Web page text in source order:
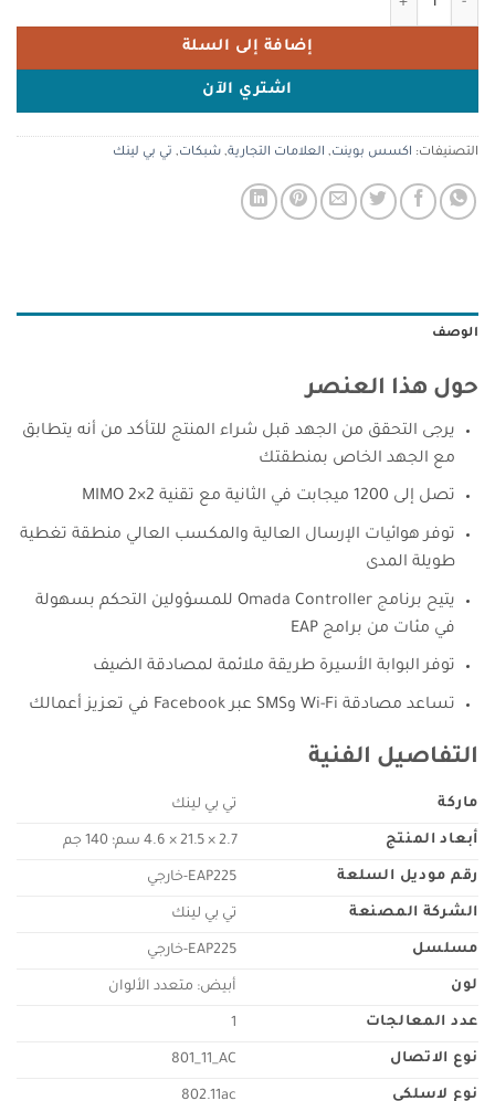
إضافة إلى السلة
اشتري الآن
التصنيفات: اكسس بوينت, العلامات التجارية, شبكات, تي بي لينك
الوصف
حول هذا العنصر
يرجى التحقق من الجهد قبل شراء المنتج للتأكد من أنه يتطابق
مع الجهد الخاص بمنطقتك
تصل إلى 1200 ميجابت في الثانية مع تقنية 2×2 MIMO
توفر هوائيات الإرسال العالية والمكسب العالي منطقة تغطية
طويلة المدى
يتيح برنامج Omada Controller للمسؤولين التحكم بسهولة
في مئات من برامج EAP
توفر البوابة الأسيرة طريقة ملائمة لمصادقة الضيف
تساعد مصادقة Wi-Fi وSMS عبر Facebook في تعزيز أعمالك
التفاصيل الفنية
ماركة
أبعاد المنتج ‎4.6 × 21.5 × 2.7 سم؛ 140 جم
رقم موديل السلعة ‎EAP225-خارجي
الشركة المصنعة
مسلسل ‎EAP225-خارجي
لون
عدد المعالجات ‎1
نوع الاتصال ‎801_11_AC
نوع لاسلكي ‎802.11ac